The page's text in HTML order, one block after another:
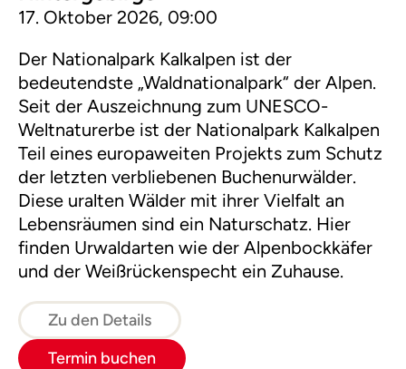
17. Oktober 2026, 09:00
Der Nationalpark Kalkalpen ist der
bedeutendste „Waldnationalpark“ der Alpen.
Seit der Auszeichnung zum UNESCO-
Weltnaturerbe ist der Nationalpark Kalkalpen
Teil eines europaweiten Projekts zum Schutz
der letzten verbliebenen Buchenurwälder.
Diese uralten Wälder mit ihrer Vielfalt an
Lebensräumen sind ein Naturschatz. Hier
finden Urwaldarten wie der Alpenbockkäfer
und der Weißrückenspecht ein Zuhause.
Zu den Details
Termin buchen